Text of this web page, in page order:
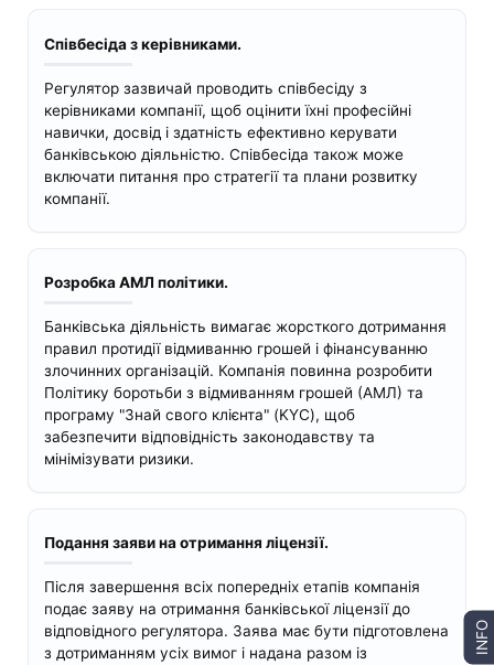
Співбесіда з керівниками.
Регулятор зазвичай проводить співбесіду з
керівниками компанії, щоб оцінити їхні професійні
навички, досвід і здатність ефективно керувати
банківською діяльністю. Співбесіда також може
включати питання про стратегії та плани розвитку
компанії.
Розробка АМЛ політики.
Банківська діяльність вимагає жорсткого дотримання
правил протидії відмиванню грошей і фінансуванню
злочинних організацій. Компанія повинна розробити
Політику боротьби з відмиванням грошей (АМЛ) та
програму "Знай свого клієнта" (KYC), щоб
забезпечити відповідність законодавству та
мінімізувати ризики.
Подання заяви на отримання ліцензії.
Після завершення всіх попередніх етапів компанія
подає заяву на отримання банківської ліцензії до
відповідного регулятора. Заява має бути підготовлена
з дотриманням усіх вимог і надана разом із
INFO